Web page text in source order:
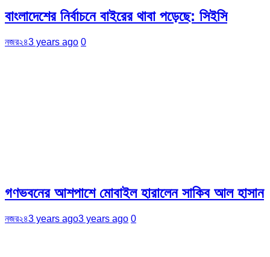
বাংলাদেশের নির্বাচনে বাইরের থাবা পড়েছে: সিইসি
নজর২৪3 years ago 0
গণভবনের আশপাশে মোবাইল হারালেন সাকিব আল হাসান
নজর২৪3 years ago3 years ago 0